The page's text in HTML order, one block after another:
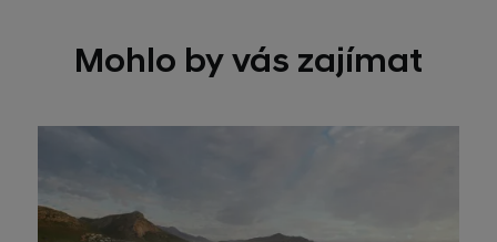
Mohlo by vás zajímat